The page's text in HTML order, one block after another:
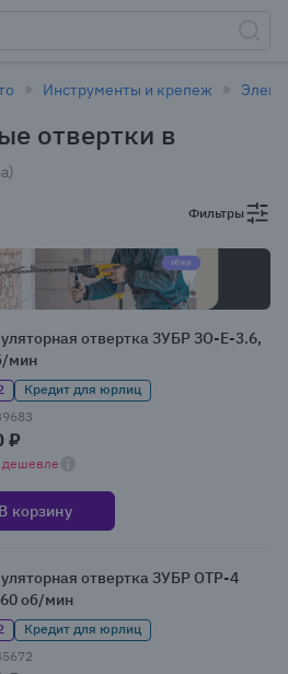
Инструменты и крепеж
отвертки в
Фильтры
отвертка ЗУБР ЗО-Е-3.6,
мин
Кредит для юрлиц
₽
дешевле
В корзину
отвертка ЗУБР ОТР-4
об/мин
Кредит для юрлиц